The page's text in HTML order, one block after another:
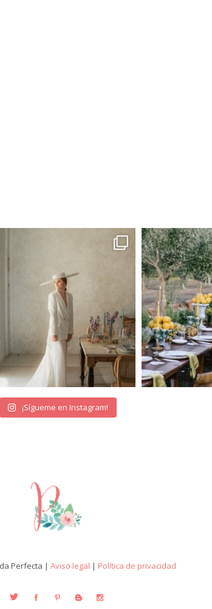
¡Sígueme en Instagram!
Perfecta | Aviso legal | Política de privacidad